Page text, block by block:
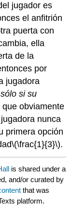
jugador es
el anfitrión
puerta con
ella
de la
por
jugadora
si su
que obviamente
nunca
primera opción
\(\frac{1}{3}\).
is shared under a
and/or curated by
that was
platform.